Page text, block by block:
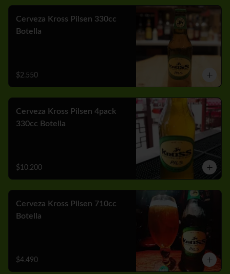
Cerveza Kross Pilsen 330cc
Botella
$2.550
Cerveza Kross Pilsen 4pack
330cc Botella
$10.200
Cerveza Kross Pilsen 710cc
Botella
$4.490